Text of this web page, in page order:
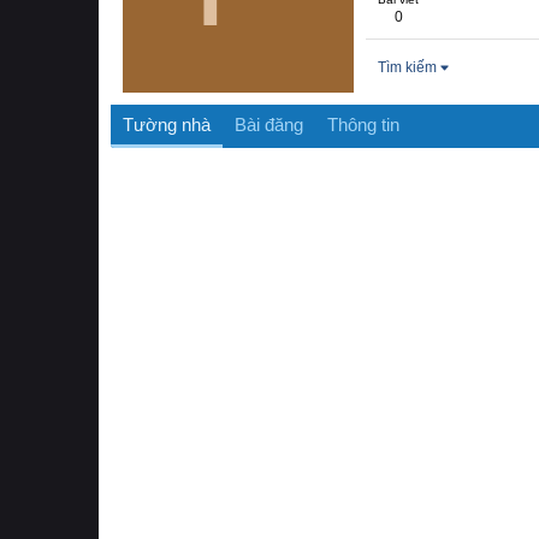
0
Tìm kiếm
Tường nhà Bài đăng Thông tin